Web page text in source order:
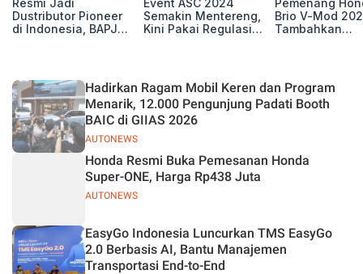
Resmi Jadi
Dustributor Pioneer
di Indonesia, BAPJ
Event ASC 2024
Semakin Mentereng,
Kini Pakai Regulasi
Pemenang
Brio V-Mod
Tambahkan
AUTONEWS
Hadirkan Ragam Mobil Keren dan Program
Menarik, 12.000 Pengunjung Padati Booth
BAIC di GIIAS 2026
AUTONEWS
Honda Resmi Buka Pemesanan Honda
Super-ONE, Harga Rp438 Juta
EasyGo Indonesia Luncurkan TMS EasyGo
2.0 Berbasis AI, Bantu Manajemen
Transportasi End-to-End